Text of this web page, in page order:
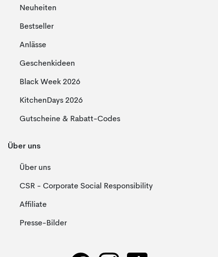
Neuheiten
Bestseller
Anlässe
Geschenkideen
Black Week 2026
KitchenDays 2026
Gutscheine & Rabatt-Codes
Über uns
Über uns
CSR - Corporate Social Responsibility
Affiliate
Presse-Bilder